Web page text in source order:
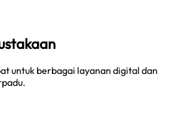
untuk berbagai layanan digital dan